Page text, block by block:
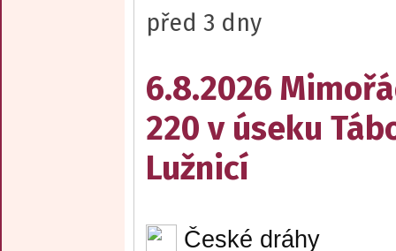
před 3 dny
6.8.2026
220 v úseku
Lužnicí
České dráhy